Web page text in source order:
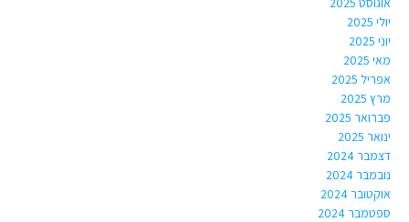
יולי 2025
יוני 2025
מאי 2025
אפריל 2025
מרץ 2025
פברואר 2025
ינואר 2025
דצמבר 2024
נובמבר 2024
אוקטובר 2024
ספטמבר 2024